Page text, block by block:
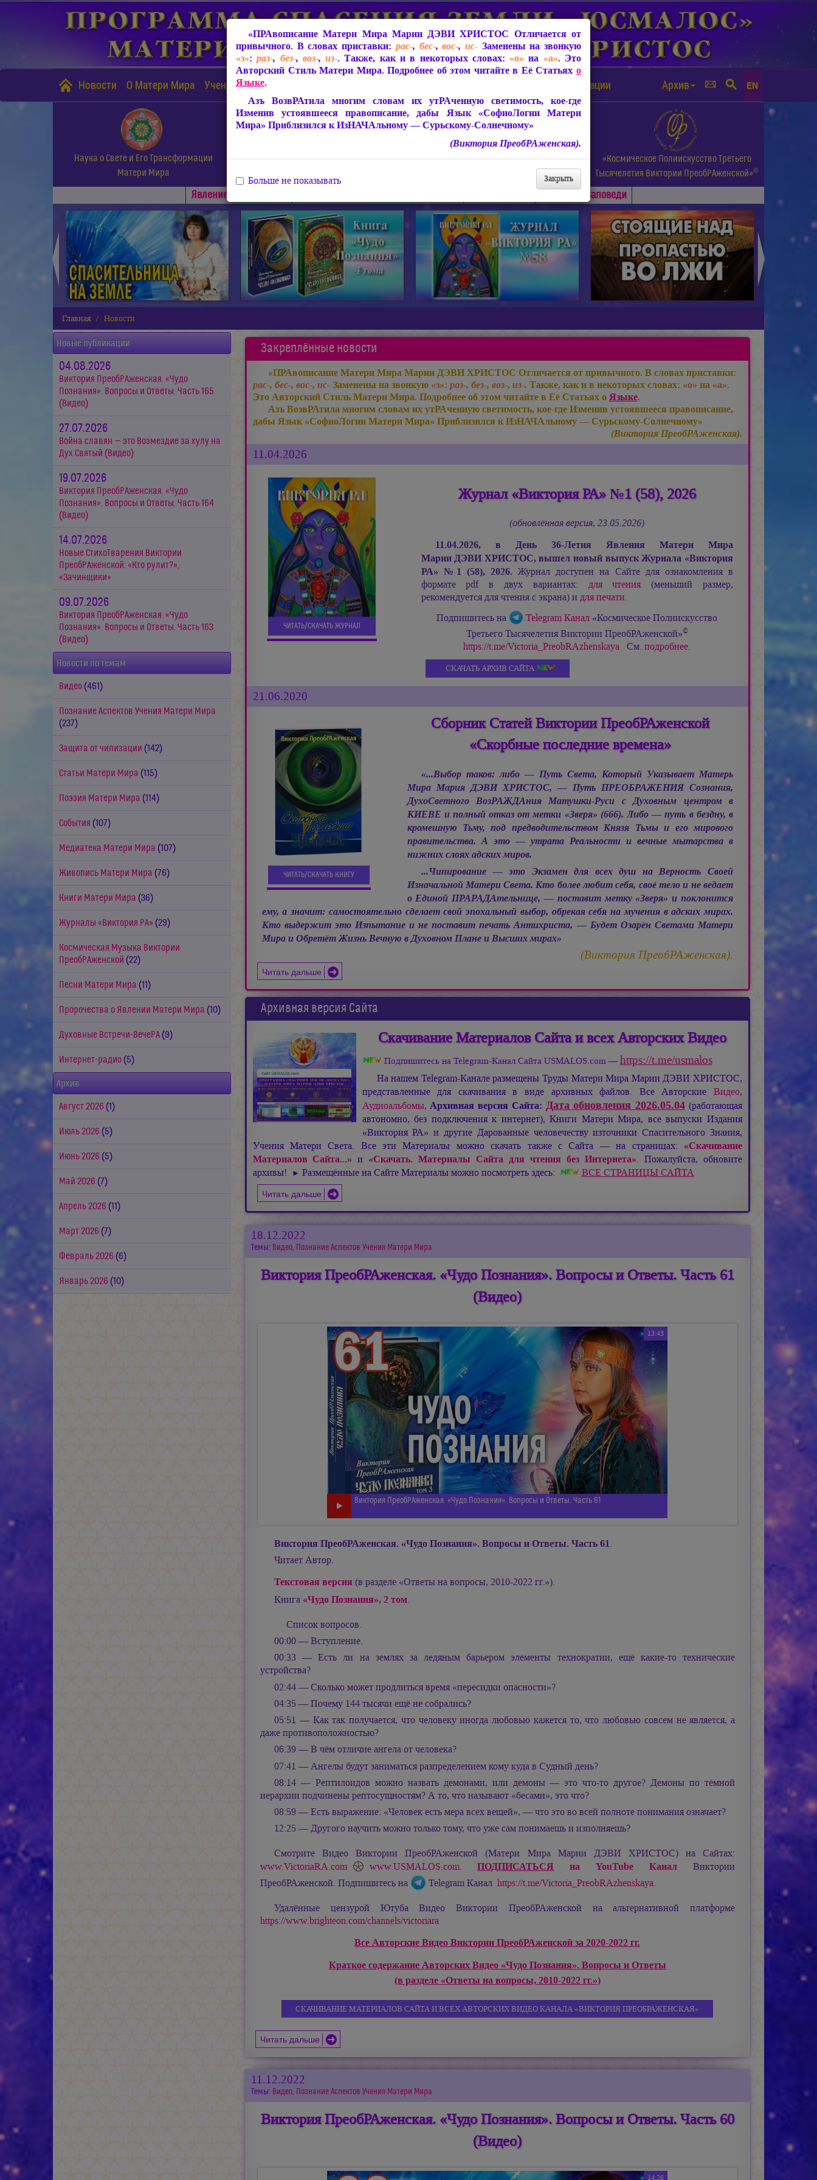
Новости О Матери Мира Учение Матери Мира Защита от чипизации Архив EN
Наука о Свете и Его Трансформации
Матери Мира
СофиоЛогия Матери Мира
Живое Слово Матери Мира.
Статьи, Книги, Видео, Аудио и др.
«Космическое Полиискусство Третьего
Тысячелетия Виктории ПреобРАженской»©
Явлениe Матери Мира Заповеди
◄ ►
Главная Новости
Новые публикации
04.08.2026
Виктория ПреобРАженская. «Чудо
Познания». Вопросы и Ответы. Часть 165
(Видео)
27.07.2026
Война славян — это Возмездие за хулу на
Дух Святый (Видео)
19.07.2026
Виктория ПреобРАженская. «Чудо
Познания». Вопросы и Ответы. Часть 164
(Видео)
14.07.2026
Новые СтихоТварения Виктории
ПреобРАженской: «Кто рулит?»,
«Зачинщики»
09.07.2026
Виктория ПреобРАженская. «Чудо
Познания». Вопросы и Ответы. Часть 163
(Видео)
Новости по темам
Видео (461)
Познание Аспектов Учения Матери Мира
(237)
Защита от чипизации (142)
Статьи Матери Мира (115)
Поэзия Матери Мира (114)
События (107)
Медиатека Матери Мира (107)
Живопись Матери Мира (76)
Книги Матери Мира (36)
Журналы «Виктория РА» (29)
Космическая Музыка Виктории
ПреобРАженской (22)
Песни Матери Мира (11)
Пророчества о Явлении Матери Мира (10)
Духовные Встречи-ВечеРА (9)
Интернет-радио (5)
Архив
Август 2026 (1)
Июль 2026 (5)
Июнь 2026 (5)
Май 2026 (7)
Апрель 2026 (11)
Март 2026 (7)
Февраль 2026 (6)
Январь 2026 (10)
Закреплённые новости
«ПРАвописание Матери МираМарии ДЭВИ ХРИСТОС Отличается от привычного. В словах приставки:
рас-, бес-, вос-, ис-Заменены на звонкую «з»: раз-, без-, воз-, из-. Также, как и в некоторых словах: «о» на «а».
Это Авторский Стиль Матери Мира. Подробнее об этом читайте в Её Статьях оЯзыке.
Азъ ВозвРАтила многим словам их утРАченную светимость, кое-где Изменив устоявшееся правописание,
дабы Язык «СофиоЛогии Матери Мира» Приблизился к ИзНАЧАльному — Сурьскому-Солнечному»
(Виктория ПреобРАженская).
11.04.2026
ЧИТАТЬ/СКАЧАТЬ ЖУРНАЛ
Журнал «Виктория РА» №1 (58), 2026
(обновлённая версия, 23.05.2026)
11.04.2026, в День 36-Летия Явления Матери Мира
Марии ДЭВИ ХРИСТОС,вышел новый выпуск Журнала «Виктория
РА» № 1 (58), 2026. Журнал доступен на Сайте для ознакомления в
формате pdf в двух вариантах: для чтения (меньший размер,
рекомендуется для чтения с экрана) и для печати.
Подпишитесь на
Telegram Канал «Космическое Полиискусство
Третьего Тысячелетия Виктории ПреобРАженской»©
https://t.me/Victoria_PreobRAzhenskaya См.подробнее.
СКАЧАТЬ АРХИВ САЙТА
21.06.2020
ЧИТАТЬ/СКАЧАТЬ КНИГУ
Сборник Статей Виктории ПреобРАженской
«Скорбные последние времена»
«...Выбор таков: либо — Путь Света, Который Указывает Матерь
Мира Мария ДЭВИ ХРИСТОС, —Путь ПРЕОБРАЖЕНИЯ Сознания,
ДухоСветного ВозРАЖДАния Матушки-Руси с Духовным центром в
КИЕВЕ и полный отказ от метки «Зверя» (666). Либо — путь в бездну, в
кромешную Тьму, под предводительством Князя Тьмы и его мирового
правительства. А это — утрата Реальности и вечные мытарства в
нижних слоях адских миров.
...Чипирование — это Экзамен для всех душ на Верность Своей
Изначальной Матери Света. Кто более любит себя, своё тело и не ведает
о Единой ПРАРАДАтельнице, — поставит метку «Зверя» и поклонится
ему, а значит: самостоятельно сделает свой эпохальный выбор, обрекая себя на мучения в адских мирах.
Кто выдержит это Изпытание и не поставит печать Антихриста, — Будет Озарён Светами Матери
Мира и Обретёт Жизнь Вечную в Духовном Плане и Высших мирах»
(Виктория ПреобРАженская).
Читать дальше
Архивная версия Сайта
Скачивание Материалов Сайта и всех Авторских Видео
Подпишитесь на Telegram-Канал Сайта USMALOS.com — https://t.me/usmalos
На нашем Telegram-Канале размещены Труды Матери Мира Марии ДЭВИ ХРИСТОС,
представленные для скачивания в виде архивных файлов. Все Авторские Видео,
Аудиоальбомы,Архивная версия Сайта: Дата обновления 2026.05.04 (работающая
автономно, без подключения к интернет), Книги Матери Мира, все выпуски Издания
«Виктория РА» и другие Дарованные человечеству източники Спасительного Знания,
Учения Матери Света. Все эти Материалы можно скачать также с Сайта — на страницах: «Скачивание
Материалов Сайта...» и «Скачать. Материалы Сайта для чтения без Интернета». Пожалуйста, обновите
архивы!
► Размещённые на Сайте Материалы можно посмотреть здесь:
ВСЕ СТРАНИЦЫ САЙТА
Читать дальше
18.12.2022
Темы: Видео, Познание Аспектов Учения Матери Мира
Виктория ПреобРАженская. «Чудо Познания». Вопросы и Ответы. Часть 61
(Видео)
13:43
Виктория ПреобРАженская. «Чудо Познания». Вопросы и Ответы. Часть 61
Виктория ПреобРАженская. «Чудо Познания». Вопросы и Ответы. Часть 61.
Читает Автор.
Текстовая версия (в разделе «Ответы на вопросы, 2010-2022 гг.»).
Книга «Чудо Познания», 2 том.
Список вопросов.
00:00 — Вступление.
00:33 — Есть ли на землях за ледяным барьером элементы технократии, ещё какие-то технические
устройства?
02:44 — Сколько может продлиться время «пересидки опасности»?
04:35 — Почему 144 тысячи ещё не собрались?
05:51 — Как так получается, что человеку иногда любовью кажется то, что любовью совсем не является, а
даже противоположностью?
06:39 — В чём отличие ангела от человека?
07:41 — Ангелы будут заниматься разпределением кому куда в Судный день?
08:14 — Рептилоидов можно назвать демонами, или демоны — это что-то другое? Демоны по тёмной
иерархии подчинены рептосущностям? А то, что называют «бесами», это что?
08:59 — Есть выражение: «Человек есть мера всех вещей», — что это во всей полноте понимания означает?
12:25 — Другого научить можно только тому, что уже сам понимаешь и изполняешь?
Смотрите Видео Виктории ПреобРАженской (Матери Мира Марии ДЭВИ ХРИСТОС) на Сайтах:
www.VictoriaRA.com
www.USMALOS.com.ПОДПИСАТЬСЯ на YouTube Канал Виктории
ПреобРАженской. Подпишитесь на
Telegram Канал https://t.me/Victoria_PreobRAzhenskaya.
Удалённые цензурой Ютуба Видео Виктории ПреобРАженской на альтернативной платформе
https://www.brighteon.com/channels/victoriara
Все Авторские Видео Виктории ПреобРАженской за 2020-2022 гг.
Краткое содержание Авторских Видео «Чудо Познания». Вопросы и Ответы
(в разделе «Ответы на вопросы, 2010-2022 гг.»)
СКАЧИВАНИЕ МАТЕРИАЛОВ САЙТА И ВСЕХ АВТОРСКИХ ВИДЕО КАНАЛА «ВИКТОРИЯ ПРЕОБРАЖЕНСКАЯ»
Читать дальше
11.12.2022
Темы: Видео, Познание Аспектов Учения Матери Мира
Виктория ПреобРАженская. «Чудо Познания». Вопросы и Ответы. Часть 60
(Видео)
14:26
«ПРАвописание Матери Мира Марии ДЭВИ ХРИСТОС Отличается от
привычного. В словах приставки: рас-, бес-,вос-, ис-Заменены на звонкую
«з»:раз-, без-, воз-,из-. Также, как и в некоторых словах: «о» на «а». Это
Авторский Стиль Матери Мира. Подробнее об этом читайте в Её Статьях о
Языке.
Азъ ВозвРАтила многим словам их утРАченную светимость, кое-где
Изменив устоявшееся правописание, дабы Язык «СофиоЛогии Матери
Мира» Приблизился к ИзНАЧАльному — Сурьскому-Солнечному»
(Виктория ПреобРАженская).
Закрыть
Больше не показывать